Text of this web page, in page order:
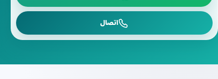
اتصال